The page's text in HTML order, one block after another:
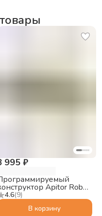
4.6(9)
995 ₽
Apitor Robot
20в1
В корзину